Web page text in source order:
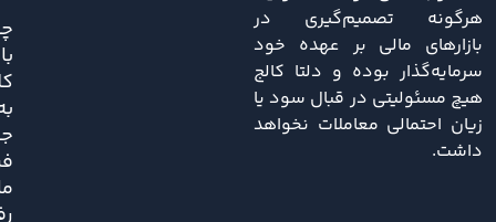
هرگونه تصمیم‌گیری در
بازارهای مالی بر عهده خود
سرمایه‌گذار بوده و دلتا کالج
هیچ مسئولیتی در قبال سود یا
زیان احتمالی معاملات نخواهد
داشت.
با